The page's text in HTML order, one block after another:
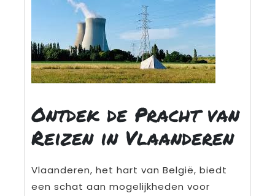
Ontdek de Pracht van
Reizen in Vlaanderen
Vlaanderen, het hart van België, biedt
een schat aan mogelijkheden voor